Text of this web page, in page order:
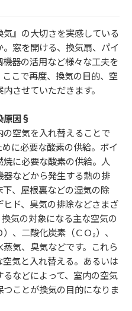
』の大切さを実感している
窓を開ける、換気扇、パイ
器の活用など様々な工夫を
こで再度、換気の目的、空
させていただきます。
原因§
空気を入れ替えることで
に必要な酸素の供給。ボイ
に必要な酸素の供給。人
などから発生する熱の排
、屋根裏などの湿気の除
ド、臭気の排除などさまざ
気の対象になる主な空気の
、二酸化炭素（ＣＯ₂）、
気、臭気などです。これら
気と入れ替える。あるいは
などによって、室内の空気
ことが換気の目的になりま